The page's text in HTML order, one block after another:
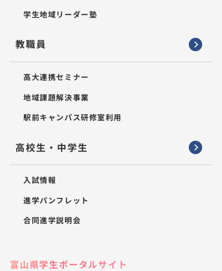
学生地域リーダー塾
教職員
高大連携セミナー
地域課題解決事業
駅前キャンパス研修室利用
高校生・中学生
入試情報
進学パンフレット
合同進学説明会
富山県学生ポータルサイト